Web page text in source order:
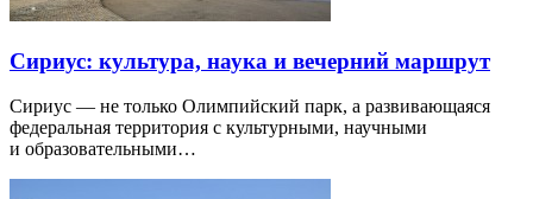
Сириус: культура, наука и вечерний маршрут
Сириус — не только Олимпийский парк, а развивающаяся
федеральная территория с культурными, научными
и образовательными…